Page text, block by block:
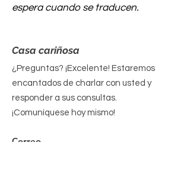
espera cuando se traducen.
Casa cariñosa
¿Preguntas? ¡Excelente! Estaremos
encantados de charlar con usted y
responder a sus consultas.
¡Comuníquese hoy mismo!
Correo